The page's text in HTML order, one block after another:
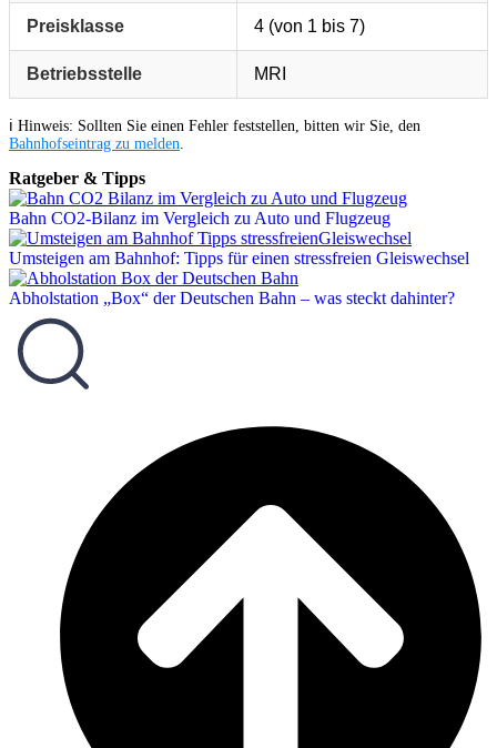
Preisklasse 4 (von 1 bis 7)
Betriebsstelle MRI
ℹ️ Hinweis: Sollten Sie einen Fehler feststellen, bitten wir Sie, den
Bahnhofseintrag zu melden
Ratgeber & Tipps
Bahn CO2-Bilanz im Vergleich zu Auto und Flugzeug
Umsteigen am Bahnhof: Tipps für einen stressfreien Gleiswechsel
Abholstation „Box“ der Deutschen Bahn – was steckt dahinter?